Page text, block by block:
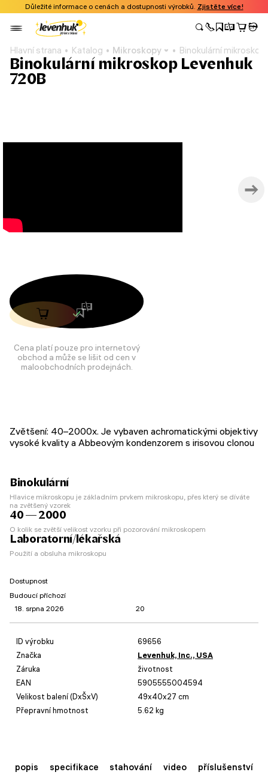
Důležité informace o cenách a dostupnosti výrobků. Zjistěte více!
Hlavní strana Katalog Mikroskopy Binokulární
Binokulární mikroskop Levenhuk
720B
Cena platí pouze pro internetový
obchod a může se lišit od cen v
maloobchodních prodejnách.
Zvětšení: 40–2000x. Je vybaven achromatickými objektivy
vysoké kvality a Abbeovým kondenzorem s irisovou clonou
Binokulární
Hlavice mikroskopu je základním prvkem mikroskopu, přes který se díváte
na zvětšený vzorek
40 — 2000
O kolik se zvětší velikost vzorku při pozorování mikroskopem
Laboratorní/lékařská
Použití a obsluha mikroskopu
Dostupnost
Budoucí příchozí
18. srpna 2026
20
ID výrobku
69656
Značka
Levenhuk, Inc., USA
Záruka
životnost
EAN
5905555004594
Velikost balení (DxŠxV)
49x40x27 cm
Přepravní hmotnost
5.62 kg
popis specifikace stahování video příslušenství